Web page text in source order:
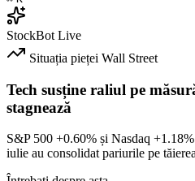
StockBot Live
Situația pieței Wall Street
Tech susține raliul pe
stagnează
S&P 500 +0.60% și Nasdaq +1.18%
iulie au consolidat pariurile pe